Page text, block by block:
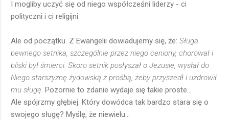
I mogliby uczyć się od niego współcześni liderzy - ci
polityczni i ci religijni.
Ale od początku. Z Ewangelii dowiadujemy się, że: Sługa
pewnego setnika, szczególnie przez niego ceniony, chorował i
bliski był śmierci. Skoro setnik posłyszał o Jezusie, wysłał do
Niego starszyznę żydowską z prośbą, żeby przyszedł i uzdrowił
mu sługę. Pozornie to zdanie wydaje się takie proste...
Ale spójrzmy głębiej. Który dowódca tak bardzo stara się o
swojego sługę? Myślę, że niewielu...